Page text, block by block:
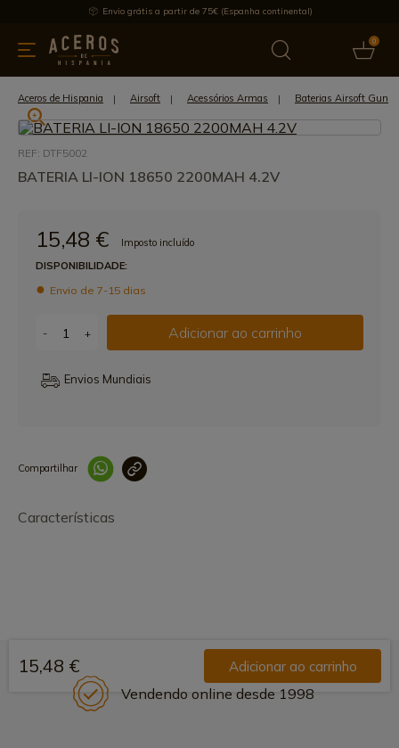
Envio grátis a partir de 75€ (Espanha continental)
0
& Utensílios de cozinha Oferece Últimas notícias
Aceros de Hispania Airsoft Acessórios Armas Baterias Airsoft Gun
REF: DTF5002
BATERIA LI-ION 18650 2200MAH 4.2V
15,48 €
Imposto incluído
DISPONIBILIDADE:
Envio de 7-15 dias
- + Adicionar ao carrinho
Envios Mundiais
Compartilhar
Características
15,48 € Adicionar ao carrinho
Vendendo online desde 1998